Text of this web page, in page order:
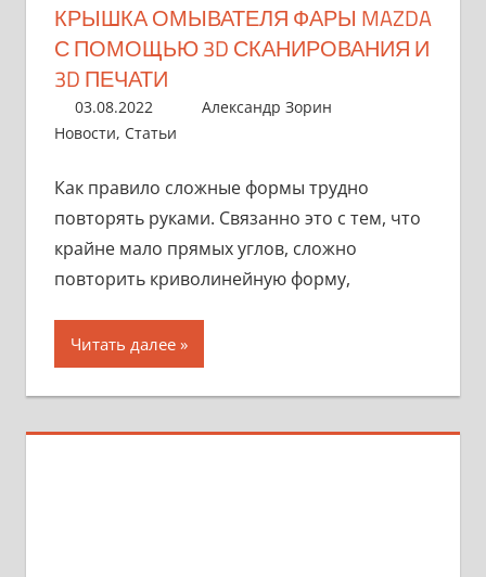
КРЫШКА ОМЫВАТЕЛЯ ФАРЫ MAZDA
С ПОМОЩЬЮ 3D СКАНИРОВАНИЯ И
3D ПЕЧАТИ
03.08.2022
Александр Зорин
Новости, Статьи
Как правило сложные формы трудно
повторять руками. Связанно это с тем, что
крайне мало прямых углов, сложно
повторить криволинейную форму,
Читать далее